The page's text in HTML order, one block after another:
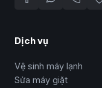
Dịch vụ
Vệ sinh máy lạnh
Sửa máy giặt